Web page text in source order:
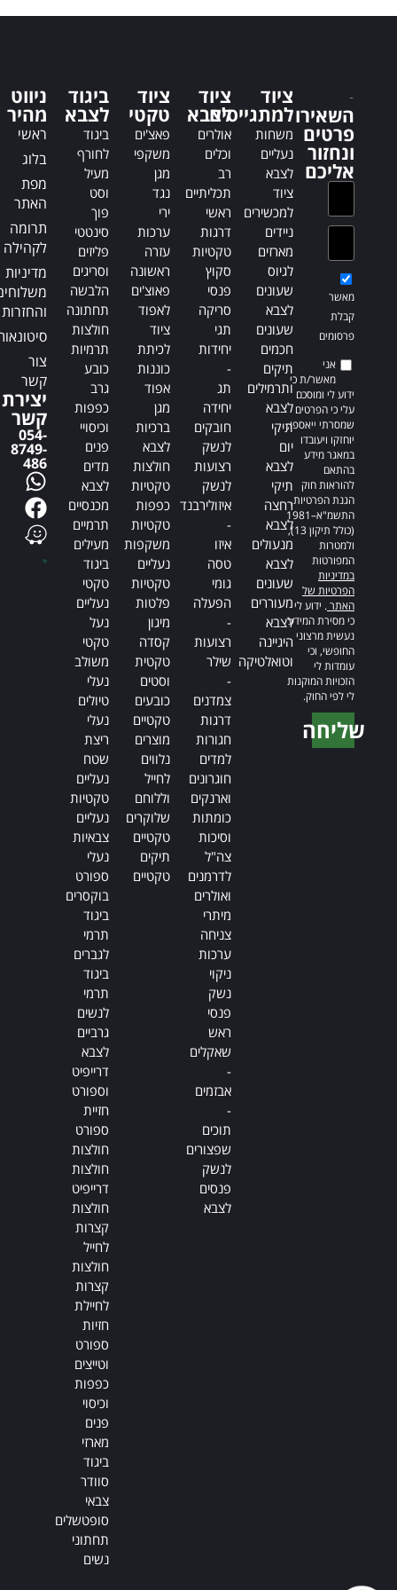
t
i
v
e
i
השאירו
פרטים
ונחזור
אליכם
מאשר
קבלת
פרסומים
אני
מאשר/ת כי
ידוע לי ומוסכם
עלי כי הפרטים
שמסרתי ייאספו,
יוחזקו ויעובדו
במאגר מידע
בהתאם
להוראות חוק
הגנת הפרטיות,
התשמ"א–1981
(כולל תיקון 13),
ולמטרות
המפורטות
במדיניות
הפרטיות של
האתר. ידוע לי
כי מסירת המידע
נעשית מרצוני
החופשי, וכי
עומדות לי
הזכויות המוקנות
לי לפי החוק.
שליחה
ציוד
למתגייסים
משחות
נעליים
לצבא
ציוד
למכשירים
ניידים
מארזים
לגיוס
שעונים
לצבא
שעונים
חכמים
תיקים
ותרמילים
לצבא
תיקי
יום
לצבא
תיקי
רחצה
לצבא
מנעולים
לצבא
שעונים
מעוררים
לצבא
היגיינה
וטואלטיקה
ציוד
לצבא
אולרים
וכלים
רב
תכליתיים
ראשי
דרגות
טקטיות
סקוץ
פנסי
סריקה
תגי
יחידות
-
תג
יחידה
חובקים
לנשק
רצועות
לנשק
איזולירבנד
-
איזו
טסה
גומי
הפעלה
-
רצועות
שילר
-
צמדנים
דרגות
חגורות
למדים
חוגרונים
וארנקים
כומתות
וסיכות
צה"ל
לדרמנים
ואולרים
מיתרי
צניחה
ערכות
ניקוי
נשק
פנסי
ראש
שאקלים
-
אבזמים
-
תוכים
שפצורים
לנשק
פנסים
לצבא
ציוד
טקטי
פאצ'ים
משקפי
מגן
נגד
ירי
ערכות
עזרה
ראשונה
פאוצ'ים
לאפוד
ציוד
לכיתת
כוננות
אפוד
מגן
ברכיות
לצבא
חולצות
טקטיות
כפפות
טקטיות
משקפות
נעליים
טקטיות
פלטות
מיגון
קסדה
טקטית
וסטים
כובעים
טקטיים
מוצרים
נלווים
לחייל
וללוחם
שלוקרים
טקטיים
תיקים
טקטיים
ביגוד
לצבא
ביגוד
לחורף
מעיל
וסט
פוך
סינטטי
פליזים
וסריגים
הלבשה
תחתונה
חולצות
תרמיות
כובע
גרב
כפפות
וכיסויי
פנים
מדים
לצבא
מכנסיים
תרמיים
מעילים
ביגוד
טקטי
נעליים
נעל
טקטי
משולב
נעלי
טיולים
נעלי
ריצת
שטח
נעליים
טקטיות
נעליים
צבאיות
נעלי
ספורט
בוקסרים
ביגוד
תרמי
לגברים
ביגוד
תרמי
לנשים
גרביים
לצבא
דרייפיט
וספורט
חזיית
ספורט
חולצות
חולצות
דרייפיט
חולצות
קצרות
לחייל
חולצות
קצרות
לחיילת
חזיות
ספורט
וטייצים
כפפות
וכיסוי
פנים
מארזי
ביגוד
סוודר
צבאי
סופטשלים
תחתוני
נשים
ניווט
מהיר
ראשי
בלוג
מפת
האתר
תרומה
לקהילה
מדיניות
והחזרות
צור
קשר
יצירת
קשר
054-
8749-
486